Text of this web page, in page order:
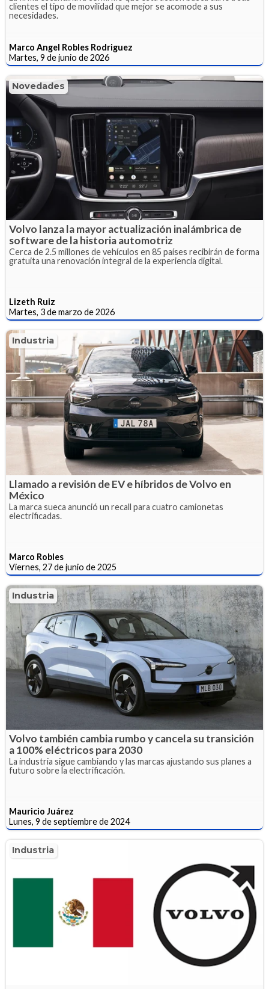
clientes el tipo de movilidad que mejor se acomode a sus
necesidades.
Marco Angel Robles Rodriguez
Martes, 9 de junio de 2026
Novedades
Volvo lanza la mayor actualización inalámbrica de
software de la historia automotriz
Cerca de 2.5 millones de vehículos en 85 países recibirán de forma
gratuita una renovación integral de la experiencia digital.
Lizeth Ruiz
Martes, 3 de marzo de 2026
Industria
Llamado a revisión de EV e híbridos de Volvo en
México
La marca sueca anunció un recall para cuatro camionetas
electrificadas.
Marco Robles
Viernes, 27 de junio de 2025
Industria
Volvo también cambia rumbo y cancela su transición
a 100% eléctricos para 2030
La industria sigue cambiando y las marcas ajustando sus planes a
futuro sobre la electrificación.
Mauricio Juárez
Lunes, 9 de septiembre de 2024
Industria